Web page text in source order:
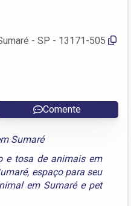
- SP - 13171-505
Comente
Sumaré
e tosa de animais em
, espaço para seu
em Sumarée pet